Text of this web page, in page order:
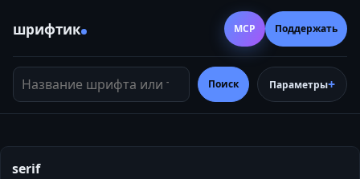
шрифтик
Название шрифта или тег
Поиск Параметры
MCP Поддержать
serif